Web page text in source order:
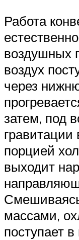
Работа
воздушных
воздух
через
затем, под
гравитации
порцией
выходит
массами,
поступает